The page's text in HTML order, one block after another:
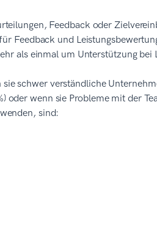
Feedback oder
Feedback und
als einmal um Unterstützung bei
schwer verständliche
oder wenn sie Probleme mit der
sind: